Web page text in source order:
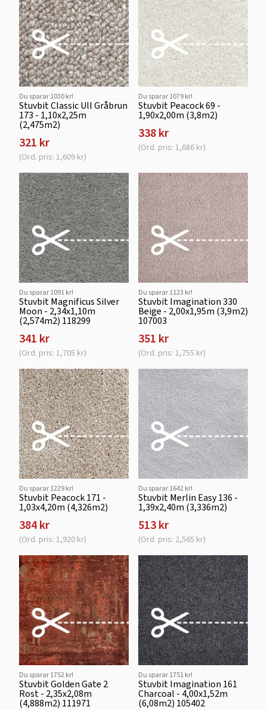
Du sparar 1030 kr!
Stuvbit Classic Ull Gråbrun
173 - 1,10x2,25m
(2,475m2)
321 kr
(Ord. pris: 1,609 kr)
Du sparar 1079 kr!
Stuvbit Peacock 69 -
1,90x2,00m (3,8m2)
338 kr
(Ord. pris: 1,686 kr)
Du sparar 1091 kr!
Stuvbit Magnificus Silver
Moon - 2,34x1,10m
(2,574m2) 118299
341 kr
(Ord. pris: 1,705 kr)
Du sparar 1123 kr!
Stuvbit Imagination 330
Beige - 2,00x1,95m (3,9m2)
107003
351 kr
(Ord. pris: 1,755 kr)
Du sparar 1229 kr!
Stuvbit Peacock 171 -
1,03x4,20m (4,326m2)
384 kr
(Ord. pris: 1,920 kr)
Du sparar 1642 kr!
Stuvbit Merlin Easy 136 -
1,39x2,40m (3,336m2)
513 kr
(Ord. pris: 2,565 kr)
Du sparar 1752 kr!
Stuvbit Golden Gate 2
Rost - 2,35x2,08m
(4,888m2) 111971
Du sparar 1751 kr!
Stuvbit Imagination 161
Charcoal - 4,00x1,52m
(6,08m2) 105402